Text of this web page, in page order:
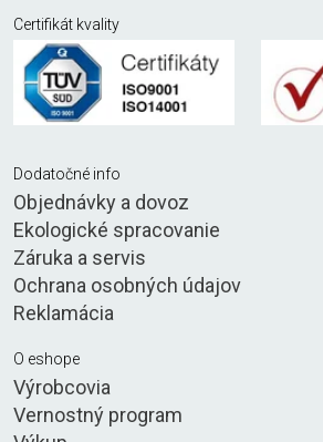
Certifikát kvality
Dodatočné info
Objednávky a dovoz
Ekologické spracovanie
Záruka a servis
Ochrana osobných údajov
Reklamácia
O eshope
Výrobcovia
Vernostný program